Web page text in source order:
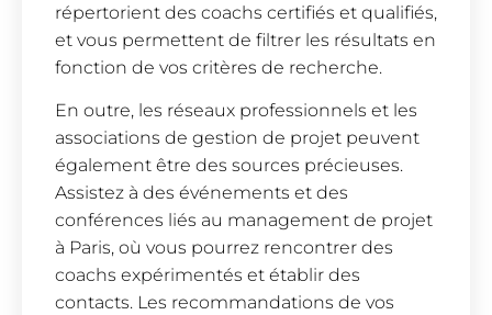
répertorient des coachs certifiés et qualifiés,
et vous permettent de filtrer les résultats en
fonction de vos critères de recherche.
En outre, les réseaux professionnels et les
associations de gestion de projet peuvent
également être des sources précieuses.
Assistez à des événements et des
conférences liés au management de projet
à Paris, où vous pourrez rencontrer des
coachs expérimentés et établir des
contacts. Les recommandations de vos